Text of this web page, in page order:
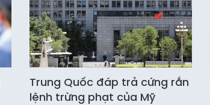
Trung Quốc đáp trả cứng rắn
lệnh trừng phạt của Mỹ